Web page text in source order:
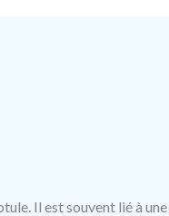
Il est souvent lié à une